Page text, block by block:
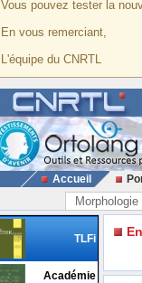
Vous pouvez tester la
En vous remerciant,
L'équipe du CNRTL
Accueil
Morphologie
TLFi
Académie